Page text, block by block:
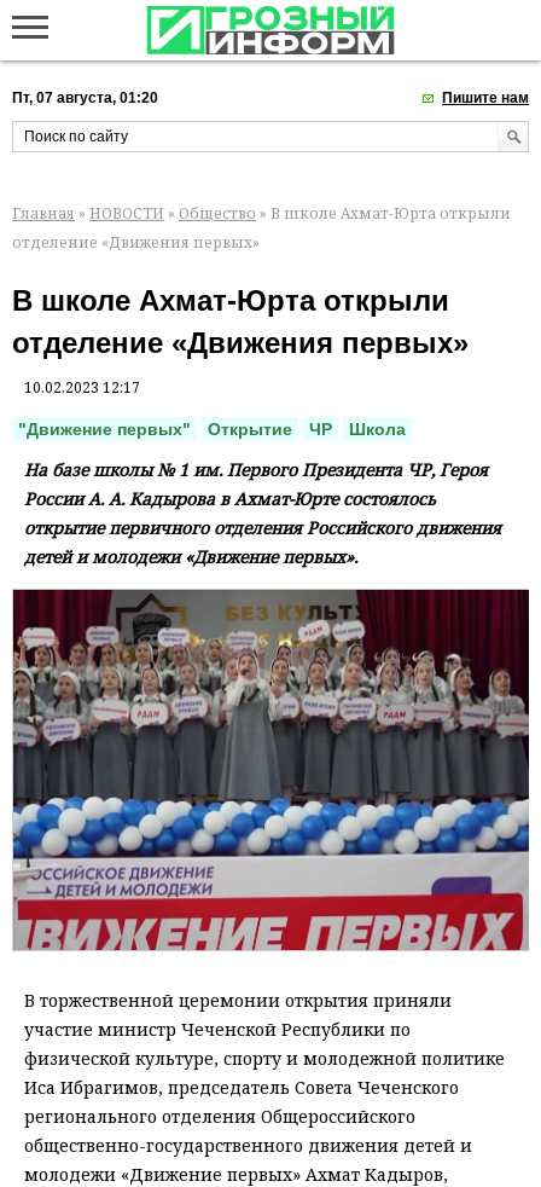
Пт, 07 августа, 01:20 Пишите нам
Главная » НОВОСТИ » Общество » В школе Ахмат-Юрта открыли
отделение «Движения первых»
В школе Ахмат-Юрта открыли
отделение «Движения первых»
10.02.2023 12:17
"Движение первых" Открытие ЧР Школа
На базе школы № 1 им. Первого Президента ЧР, Героя
России А. А. Кадырова в Ахмат-Юрте состоялось
открытие первичного отделения Российского движения
детей и молодежи «Движение первых».
В торжественной церемонии открытия приняли
участие министр Чеченской Республики по
физической культуре, спорту и молодежной политике
Иса Ибрагимов, председатель Совета Чеченского
регионального отделения Общероссийского
общественно-государственного движения детей и
молодежи «Движение первых» Ахмат Кадыров,